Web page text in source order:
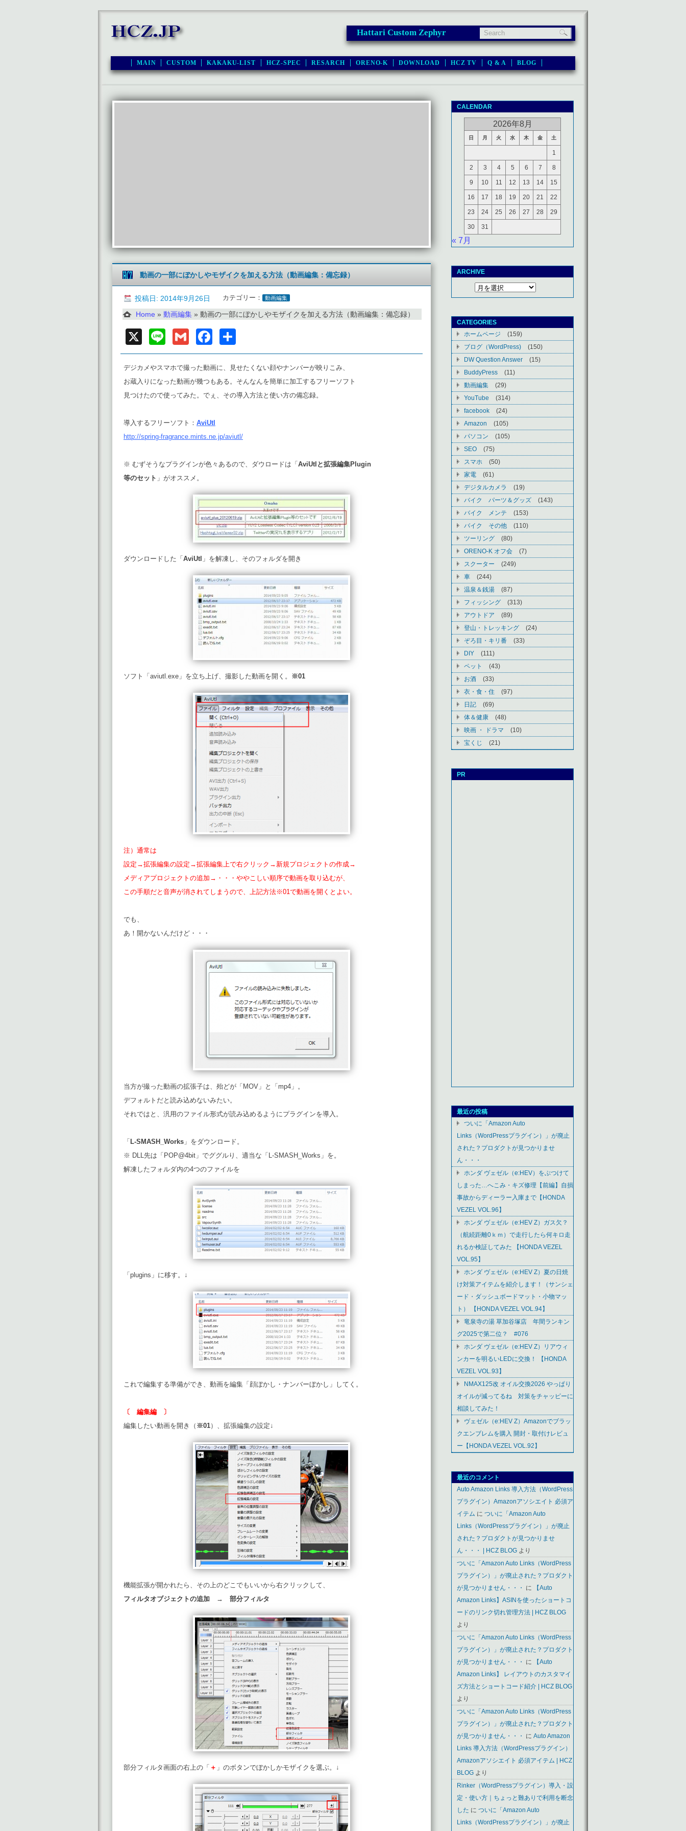
Hattari Custom Zephyr
MAIN CUSTOM KAKAKU-LIST HCZ-SPEC RESARCH ORENO-K DOWNLOAD HCZ TV Q & A BLOG
動画の一部にぼかしやモザイクを加える方法（動画編集：備忘録）
投稿日: 2014年9月26日 カテゴリー： 動画編集
Home » 動画編集 » 動画の一部にぼかしやモザイクを加える方法（動画編集：備忘録）
X Line GmailFacebook
有
デジカメやスマホで撮った動画に、見せたくない顔やナンバーが映りこみ、
お蔵入りになった動画が幾つもある。そんなんを簡単に加工するフリーソフト
見つけたので使ってみた。でぇ、その導入方法と使い方の備忘録。
導入するフリーソフト： AviUtl
http://spring-fragrance.mints.ne.jp/aviutl/
※ むずそうなプラグインが色々あるので、ダウロードは「 AviUtlと拡張編集Plugin
等のセット 」がオススメ。
ダウンロードした「 AviUtl 」を解凍し、そのフォルダを開き
ソフト「aviutl.exe」を立ち上げ、撮影した動画を開く。 ※01
注）通常は
設定→拡張編集の設定→拡張編集上で右クリック→新規プロジェクトの作成→
メディアプロジェクトの追加→・・・ややこしい順序で動画を取り込むが、
この手順だと音声が消されてしまうので、上記方法※01で動画を開くとよい。
でも、
あ！開かないんだけど・・・
当方が撮った動画の拡張子は、殆どが「MOV」と「mp4」。
デフォルトだと読み込めないみたい。
それではと、汎用のファイル形式が読み込めるようにプラグインを導入。
「 L-SMASH_Works 」をダウンロード。
※ DLL先は「 POP@4bit」でググルり、適当な「L-SMASH_Works」を。
解凍したフォルダ内の4つのファイルを
「plugins」に移す。↓
これで編集する準備ができ、動画を編集「顔ぼかし・ナンバーぼかし」してく。
〔 編集編 〕
編集したい動画を開き（ ※01）、拡張編集の設定↓
機能拡張が開かれたら、その上のどこでもいいから右クリックして、
フィルタオブジェクトの追加 → 部分フィルタ
部分フィルタ画面の右上の「 ＋ 」のボタンでぼかしかモザイクを選ぶ。↓
CALENDAR
2026年8月
日 月 火 水 木 金 土
1
2 3 4 5 6 7 8
9 10 11 12 13 14 15
16 17 18 19 20 21 22
23 24 25 26 27 28 29
30 31
« 7月
ARCHIVE
CATEGORIES
ホームページ
(159)
ブログ（WordPress)
(150)
DW Question Answer
(15)
BuddyPress
(11)
動画編集
(29)
YouTube
(314)
facebook
(24)
Amazon
(105)
パソコン
(105)
SEO
(75)
スマホ
(50)
家電
(61)
デジタルカメラ
(19)
バイク パーツ＆グッズ
(143)
バイク メンテ
(153)
バイク その他
(110)
ツーリング
(80)
ORENO-K オフ会
(7)
スクーター
(249)
車
(244)
温泉＆銭湯
(87)
フィッシング
(313)
アウトドア
(89)
登山・トレッキング
(24)
ぞろ目・キリ番
(33)
DIY
(111)
ペット
(43)
お酒
(33)
衣・食・住
(97)
日記
(69)
体＆健康
(48)
映画 ・ ドラマ
(10)
宝くじ
(21)
PR
最近の投稿
ついに「Amazon Auto
Links（WordPressプラグイン）」が廃止
された？プロダクトが見つかりませ
ん・・・
ホンダ ヴェゼル（e:HEV）をぶつけて
しまった…へこみ・キズ修理【前編】自損
事故からディーラー入庫まで【HONDA
VEZEL VOL.96】
ホンダ ヴェゼル（e:HEV Z）ガス欠？
（航続距離0ｋｍ）で走行したら何キロ走
れるか検証してみた 【HONDA VEZEL
VOL.95】
ホンダ ヴェゼル（e:HEV Z）夏の日焼
け対策アイテムを紹介します！（サンシェ
ード・ダッシュボードマット・小物マッ
ト） 【HONDA VEZEL VOL.94】
竜泉寺の湯 草加谷塚店 年間ランキン
グ2025で第二位？ #076
ホンダ ヴェゼル（e:HEV Z）リアウィ
ンカーを明るいLEDに交換！ 【HONDA
VEZEL VOL.93】
NMAX125改 オイル交換2026 やっぱり
オイルが減ってるね 対策をチャッピーに
相談してみた！
ヴェゼル（e:HEV Z）Amazonでブラッ
クエンブレムを購入 開封・取付けレビュ
ー【HONDA VEZEL VOL.92】
最近のコメント
Auto Amazon Links 導入方法（WordPress
プラグイン）Amazonアソシエイト 必須ア
イテム に ついに「Amazon Auto
Links（WordPressプラグイン）」が廃止
された？プロダクトが見つかりませ
ん・・・ | HCZ BLOG より
ついに「Amazon Auto Links（WordPress
プラグイン）」が廃止された？プロダクト
が見つかりません・・・
に
【Auto
Amazon Links】ASINを使ったショートコ
ードのリンク切れ管理方法 | HCZ BLOG
より
ついに「Amazon Auto Links（WordPress
プラグイン）」が廃止された？プロダクト
が見つかりません・・・
に
【Auto
Amazon Links】 レイアウトのカスタマイ
ズ方法とショートコード紹介 | HCZ BLOG
より
ついに「Amazon Auto Links（WordPress
プラグイン）」が廃止された？プロダクト
が見つかりません・・・
に Auto Amazon
Links 導入方法（WordPressプラグイン）
Amazonアソシエイト 必須アイテム | HCZ
BLOG より
Rinker（WordPressプラグイン）導入・設
定・使い方｜ちょっと難ありで利用を断念
した に ついに「Amazon Auto
Links（WordPressプラグイン）」が廃止